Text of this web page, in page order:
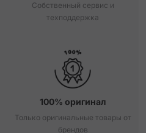
Собственный сервис и
техподдержка
100% оригинал
Только оригинальные товары от
брендов